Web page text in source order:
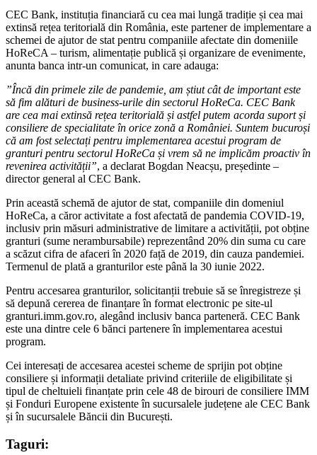
CEC Bank, instituția financiară cu cea mai lungă tradiție și cea mai
extinsă rețea teritorială din România, este partener de implementare a
schemei de ajutor de stat pentru companiile afectate din domeniile
HoReCA – turism, alimentație publică și organizare de evenimente,
anunta banca intr-un comunicat, in care adauga:
”Încă din primele zile de pandemie, am știut cât de important este
să fim alături de business-urile din sectorul HoReCa. CEC Bank
are cea mai extinsă rețea teritorială și astfel putem acorda suport și
consiliere de specialitate în orice zonă a României. Suntem bucuroși
că am fost selectați pentru implementarea acestui program de
granturi pentru sectorul HoReCa și vrem să ne implicăm proactiv în
revenirea activității”, a declarat Bogdan Neacșu, președinte –
director general al CEC Bank.
Prin această schemă de ajutor de stat, companiile din domeniul
HoReCa, a căror activitate a fost afectată de pandemia COVID-19,
inclusiv prin măsuri administrative de limitare a activității, pot obține
granturi (sume nerambursabile) reprezentând 20% din suma cu care
a scăzut cifra de afaceri în 2020 față de 2019, din cauza pandemiei.
Termenul de plată a granturilor este până la 30 iunie 2022.
Pentru accesarea granturilor, solicitanții trebuie să se înregistreze și
să depună cererea de finanțare în format electronic pe site-ul
granturi.imm.gov.ro, alegând inclusiv banca parteneră. CEC Bank
este una dintre cele 6 bănci partenere în implementarea acestui
program.
Cei interesați de accesarea acestei scheme de sprijin pot obține
consiliere și informații detaliate privind criteriile de eligibilitate și
tipul de cheltuieli finanțate prin cele 48 de birouri de consiliere IMM
și Fonduri Europene existente în sucursalele județene ale CEC Bank
și în sucursalele Băncii din București.
Taguri: